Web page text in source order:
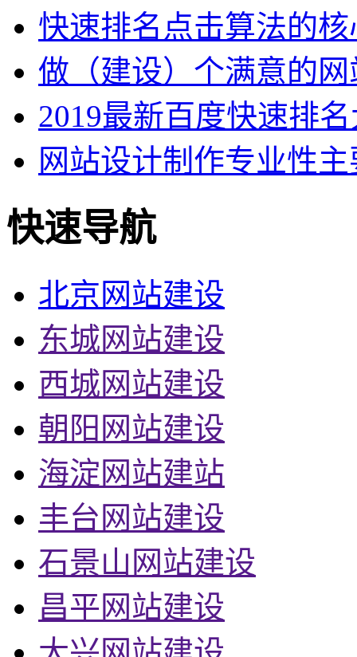
快速排名点击算法的
做（建设）个满意的
2019最新百度快速排
网站设计制作专业性
快速导航
北京网站建设
东城网站建设
西城网站建设
朝阳网站建设
海淀网站建站
丰台网站建设
石景山网站建设
昌平网站建设